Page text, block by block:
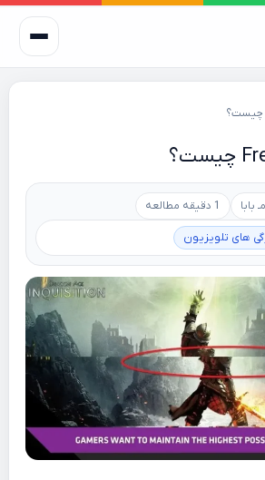
بابا 1 دقیقه مطالعه
های تلویزیون